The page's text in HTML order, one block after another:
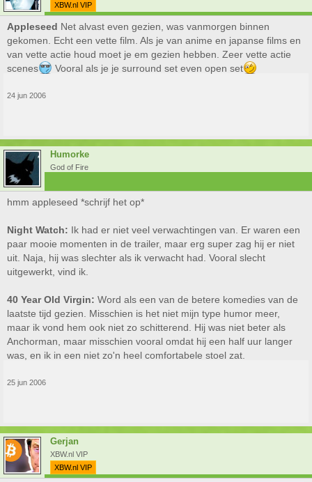
XBW.nl VIP
Appleseed Net alvast even gezien, was vanmorgen binnen
gekomen. Echt een vette film. Als je van anime en japanse films en
van vette actie houd moet je em gezien hebben. Zeer vette actie
scenes
Vooral als je je surround set even open set
24 jun 2006
Humorke
God of Fire
hmm appleseed *schrijf het op*
Night Watch: Ik had er niet veel verwachtingen van. Er waren een
paar mooie momenten in de trailer, maar erg super zag hij er niet
uit. Naja, hij was slechter als ik verwacht had. Vooral slecht
uitgewerkt, vind ik.
40 Year Old Virgin: Word als een van de betere komedies van de
laatste tijd gezien. Misschien is het niet mijn type humor meer,
maar ik vond hem ook niet zo schitterend. Hij was niet beter als
Anchorman, maar misschien vooral omdat hij een half uur langer
was, en ik in een niet zo'n heel comfortabele stoel zat.
25 jun 2006
Gerjan
XBW.nl VIP
XBW.nl VIP